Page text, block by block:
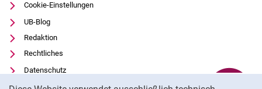
Cookie-Einstellungen
UB-Blog
Redaktion
Rechtliches
Datenschutz
Barrierefreiheit